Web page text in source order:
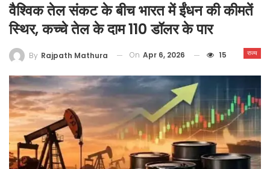
वैश्विक तेल संकट के बीच भारत में ईंधन की कीमतें
स्थिर, कच्चे तेल के दाम 110 डॉलर के पार
राज्य
By Rajpath Mathura On Apr 6, 2026 15